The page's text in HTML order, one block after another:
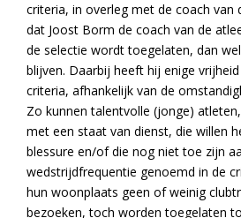
criteria, in overleg met de coach van
dat Joost Borm de coach van de
de selectie wordt toegelaten, dan
blijven. Daarbij heeft hij enige
criteria, afhankelijk van de
Zo kunnen talentvolle (jonge)
met een staat van dienst, die willen
blessure en/of die nog niet toe zijn
wedstrijdfrequentie genoemd in de
hun woonplaats geen of weinig
bezoeken, toch worden toegelaten